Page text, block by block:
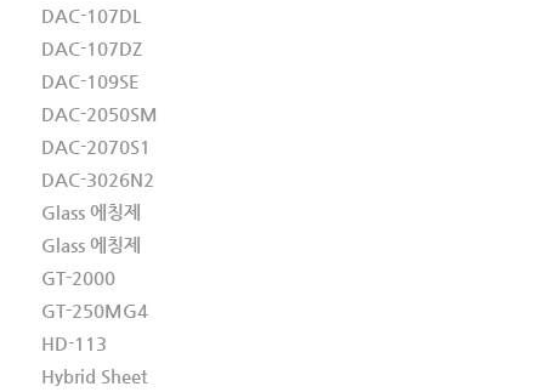
DAC-107DL
DAC-107DZ
DAC-109SE
DAC-2050SM
DAC-2070S1
DAC-3026N2
Glass 에칭제
Glass 에칭제
GT-2000
GT-250MG4
HD-113
Hybrid Sheet